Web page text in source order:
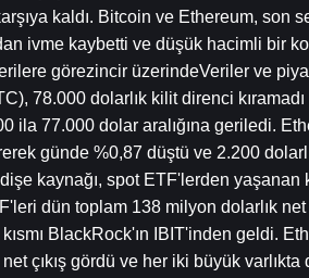
kaldı. Bitcoin ve Ethereum, son
ivme kaybetti ve düşük hacimli bir
görezincir üzerindeVeriler ve
78.000 dolarlık kilit direnci
ila 77.000 dolar aralığına geriledi.
günde %0,87 düştü ve 2.200
kaynağı, spot ETF'lerden yaşanan
dün toplam 138 milyon dolarlık net
BlackRock'ın IBIT'inden geldi.
çıkış gördü ve her iki büyük